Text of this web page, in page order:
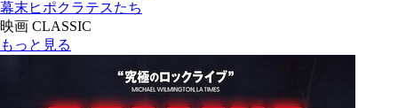
幕末ヒポクラテスたち
映画 CLASSIC
もっと見る